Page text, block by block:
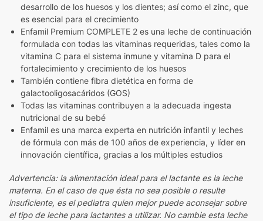
desarrollo de los huesos y los dientes; así como el zinc, que
es esencial para el crecimiento
Enfamil Premium COMPLETE 2 es una leche de continuación
formulada con todas las vitaminas requeridas, tales como la
vitamina C para el sistema inmune y vitamina D para el
fortalecimiento y crecimiento de los huesos
También contiene fibra dietética en forma de
galactooligosacáridos (GOS)
Todas las vitaminas contribuyen a la adecuada ingesta
nutricional de su bebé
Enfamil es una marca experta en nutrición infantil y leches
de fórmula con más de 100 años de experiencia, y líder en
innovación científica, gracias a los múltiples estudios
Advertencia: la alimentación ideal para el lactante es la leche
materna. En el caso de que ésta no sea posible o resulte
insuficiente, es el pediatra quien mejor puede aconsejar sobre
el tipo de leche para lactantes a utilizar. No cambie esta leche